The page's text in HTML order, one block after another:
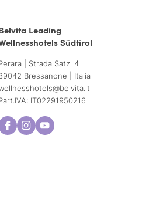
Leading
Südtirol
| Strada Satzl 4
Bressanone | Italia
belvita.it
IT02291950216